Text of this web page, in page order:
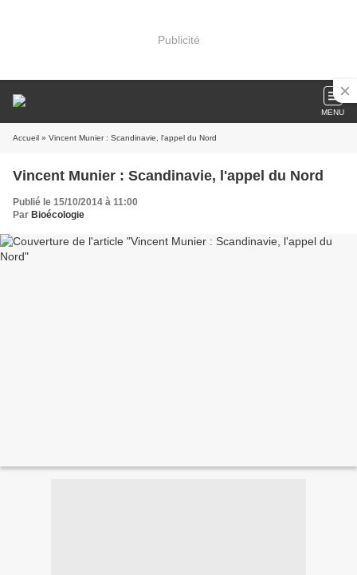
Publicité
MENU
Accueil » Vincent Munier : Scandinavie, l'appel du Nord
Vincent Munier : Scandinavie, l'appel du Nord
Publié le 15/10/2014 à 11:00
Par Bioécologie